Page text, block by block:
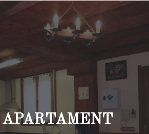
APARTAMENT